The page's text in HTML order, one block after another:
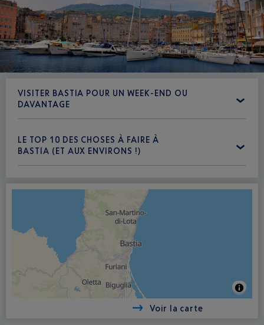
VISITER BASTIA POUR UN WEEK-END OU
DAVANTAGE
LE TOP 10 DES CHOSES À FAIRE À
BASTIA (ET AUX ENVIRONS !)
Voir la carte